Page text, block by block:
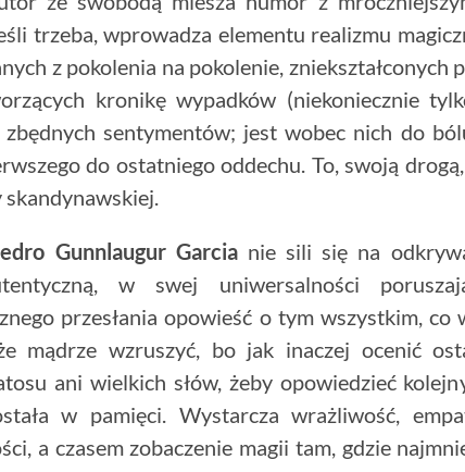
trzeba, wprowadza elementu realizmu
z pokolenia na pokolenie, zniekształconych
kronikę wypadków (niekoniecznie
zbędnych sentymentów; jest wobec nich do
do ostatniego oddechu. To, swoją
skandynawskiej.
Gunnlaugur Garcianie sili się na
w swej uniwersalności
przesłania opowieść o tym wszystkim,
mądrze wzruszyć, bo jak inaczej ocenić
ani wielkich słów, żeby opowiedzieć
w pamięci. Wystarcza wrażliwość,
a czasem zobaczenie magii tam, gdzie